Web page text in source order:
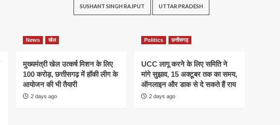
SUSHANT SINGH RAJPUT UTTAR PRADESH
News खेल
मुख्यमंत्री खेल उत्कर्ष मिशन के लिए
100 करोड़, छत्तीसगढ़ में हॉकी लीग के
आयोजन की भी तैयारी
2 days ago
Politics छत्तीसगढ़
UCC लागू करने के लिए समिति ने
मांगे सुझाव, 15 अक्टूबर तक का समय,
ऑनलाइन और डाक से दे सकते हैं राय
2 days ago